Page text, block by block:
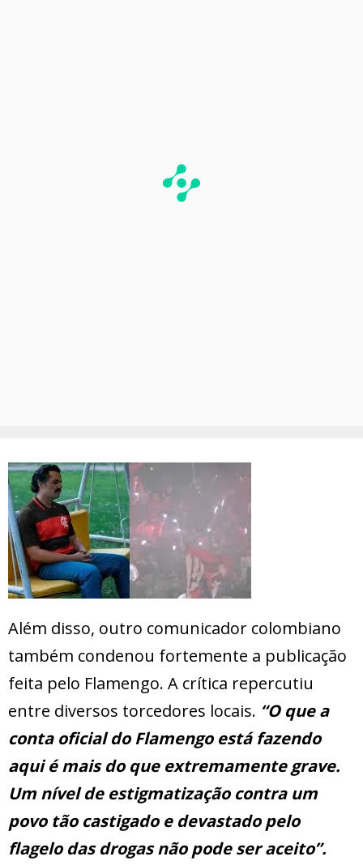
Além disso, outro comunicador colombiano
também condenou fortemente a publicação
feita pelo Flamengo. A crítica repercutiu
entre diversos torcedores locais. “O que a
conta oficial do Flamengo está fazendo
aqui é mais do que extremamente grave.
Um nível de estigmatização contra um
povo tão castigado e devastado pelo
flagelo das drogas não pode ser aceito”.